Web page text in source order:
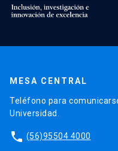
MESA CENTRAL
Teléfono para
Universidad.
phone (56)95504 4000